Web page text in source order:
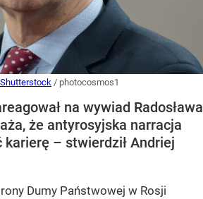
Shutterstock / photocosmos1
na wywiad Radosława
że antyrosyjska narracja
karierę – stwierdził Andriej
Dumy Państwowej w Rosji